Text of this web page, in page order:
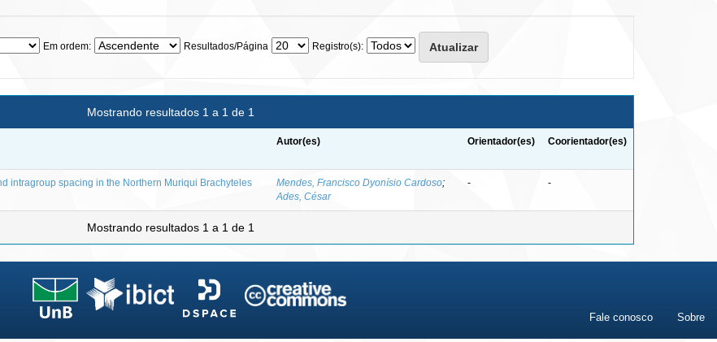
Em ordem: Resultados/Página Registro(s):
Mostrando resultados 1 a 1 de 1
Autor(es) Orientador(es) Coorientador(es)
intragroup spacing in the Northern Muriqui Brachyteles
Mendes, Francisco Dyonísio Cardoso;
Ades, César
- -
Mostrando resultados 1 a 1 de 1
Fale conosco Sobre